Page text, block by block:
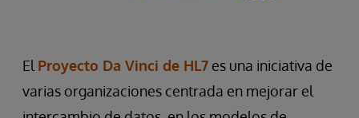
El Proyecto Da Vinci de HL7 es una iniciativa de
varias organizaciones centrada en mejorar el